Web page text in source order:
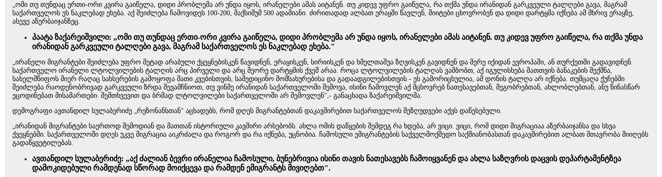
„ომი თუ თუნდაც ერთი-ორი კვირა გაიწელა, დიდი პრობლემა არ უნდა იყოს, ირანელები ამას აიტანენ. თუ კიდევ უფრო გაიწელა, რა თქმა უნდა ირანიდან გარკვეული ტალღები გავა, მაგრამ
საქართველოს ეს ნაკლებად ეხება. აქ შეიძლება ჩამოვიდეს 100-200, მაქსიმუმ 500 ადამიანი. ძირითადად ალბათ ერაყში წავლენ, შიიტები ცხოვრობენ და დიდი დარტყმა იქნება ამ მხრივ ერაყზე,
ასევე აზერბაიჯანზეც.
პაატა ზაქარეიშვილი: „ომი თუ თუნდაც ერთი-ორი კვირა გაიწელა, დიდი პრობლემა არ უნდა იყოს, ირანელები ამას აიტანენ. თუ კიდევ უფრო გაიწელა, რა თქმა უნდა
ირანიდან გარკვეული ტალღები გავა, მაგრამ საქართველოს ეს ნაკლებად ეხება."
„ირანელი მიგრანტები შეიძლება უფრო მეტად არაბული ქყეყნებისკენ წავიდნენ, ერაყისკენ, სირიისკენ და ხმელთაშუა ზღვისკენ გავიდნენ და მერე იქიდან ევროპაში, ან თურქეთში გადავიდნენ.
საქართველო ირანელი ლტოლვილების ტალღის არც პირველი და არც მეორე დარტყმის ქვეშ არაა. როცა ლტოლვილების ტალღას ვამბობთ, აქ იგულისხება მათთვის ბანაკების შექმნა,
სახელმწიფოს მიერ რაღაც სახსერების გამოყოფა მათი კვებისთვის, სამედიცინო მომსახურებისა და გადაადგილებისთვის - ეს გამორიცხულია, ამ დონის ტალღა არ იქნება. თუმცაღა ქუჩებში
შეიძლება რაოდენობრივად გარკვეული ზრდა შევამჩნიოთ, თუ ვინმე ირანიდან საქართველოში შემოვა, ისინი ჩამოვლენ აქ მცხოვრებ ნათესავებთან, მეგობრებთან, ახლობლებთან, ანუ წინასწარ
ეცოდინებათ მისამართები. შემთხვევით და ბრმად ლტოლვილები საქართველოში არ შემოვლენ",- განაცხადა ზაქარეიშვილმა.
დემოგრაფი ავთანდილ სულაბერიძე „რეზონანსთან" აცხადებს, რომ დღეს მიგრანტებთან დაკავშირებით საქართველოს შეზღუდვები აქვს დაწესებული.
„ირანიდან მიგრანტები საერთოდ შემოდიან და მათთან ისტორიული კავშირი არსებობს. ახლა ომის დაწყების შემდეგ რა ხდება, არ ვიცი. ვიცი, რომ დიდი მიგრაციაა აზერბაიჯანსა და სხვა
ქვეყნებში. საქართველოში დღეს უკვე მიგრაცია აიკრძალა და როგორ და რა იქნება, უცნობია. ჩამოსული ემიგრანტების საქველმოქმედო საქმიანობასთან დაკავშირებით ალბათ მთავრობა მიიღებს
გადაწყვეტილებას.
ავთანდილ სულაბერიძე: „აქ ძალიან ბევრი ირანელია ჩამოსული, ბუნებრივია ისინი თავის ნათესავებს ჩამოიყვანენ და ახლა საზღვრის დაცვის დეპარტამენტზეა
დამოკიდებული რამდენად სწორად მოიქცევა და რამდენ ემიგრანტს მივიღებთ".